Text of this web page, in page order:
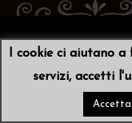
navigation
I cookie ci aiutano
servizi, accetti
Accetta
©